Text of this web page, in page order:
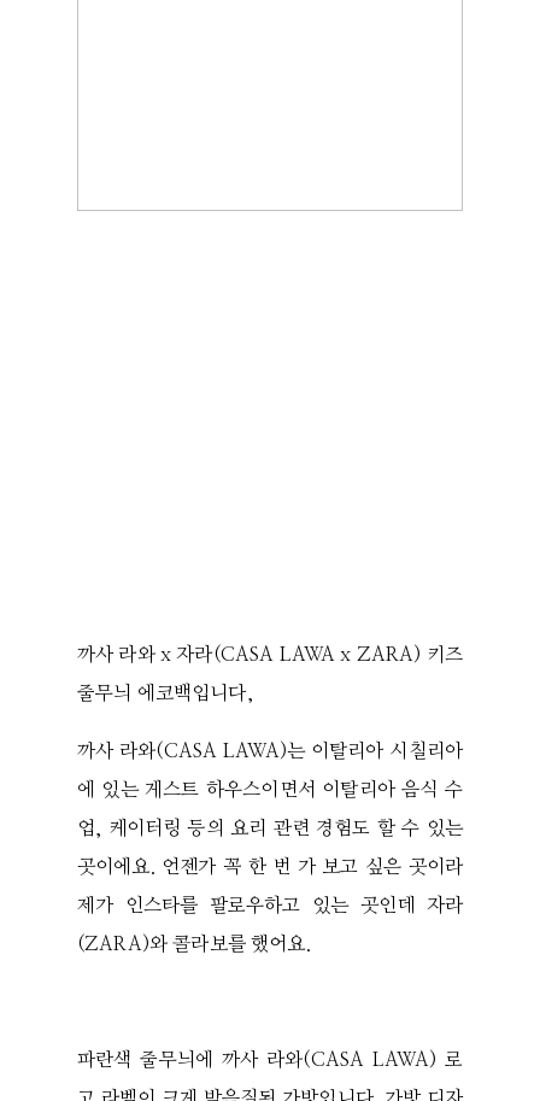
까사 라와 x 자라(CASA LAWA x ZARA) 키즈
줄무늬 에코백입니다,
까사 라와(CASA LAWA)는 이탈리아 시칠리아
에 있는 게스트 하우스이면서 이탈리아 음식 수
업, 케이터링 등의 요리 관련 경험도 할 수 있는
곳이에요. 언젠가 꼭 한 번 가 보고 싶은 곳이라
제가 인스타를 팔로우하고 있는 곳인데 자라
(ZARA)와 콜라보를 했어요.
파란색 줄무늬에 까사 라와(CASA LAWA) 로